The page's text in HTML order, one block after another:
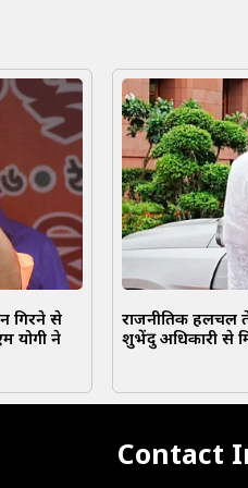
गिरने से
योगी ने
राजनीतिक हलचल
शुभेंदु अधिकारी से
Contact